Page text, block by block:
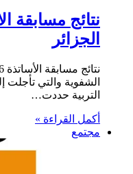
الجزائر
الشفوية والتي
التربية حددت…
أكمل القراءة »
مجتمع